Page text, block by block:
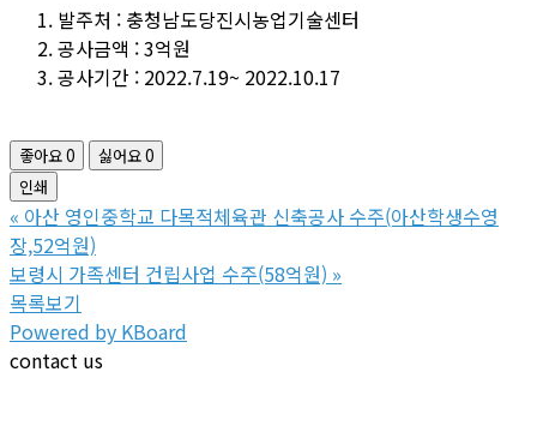
발주처 : 충청남도당진시농업기술센터
공사금액 : 3억원
공사기간 : 2022.7.19~ 2022.10.17
좋아요0 싫어요0
인쇄
« 아산 영인중학교 다목적체육관 신축공사 수주(아산학생수영
장,52억원)
보령시 가족센터 건립사업 수주(58억원) »
목록보기
Powered by KBoard
contact us